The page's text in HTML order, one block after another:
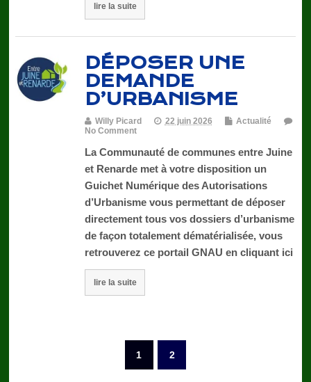
lire la suite
DÉPOSER UNE
DEMANDE
D’URBANISME
Willy Picard 22 juin 2026
Actualité
No Comment
La Communauté de communes entre Juine
et Renarde met à votre disposition un
Guichet Numérique des Autorisations
d’Urbanisme vous permettant de déposer
directement tous vos dossiers d’urbanisme
de façon totalement dématérialisée, vous
retrouverez ce portail GNAU en cliquant ici
lire la suite
1 2